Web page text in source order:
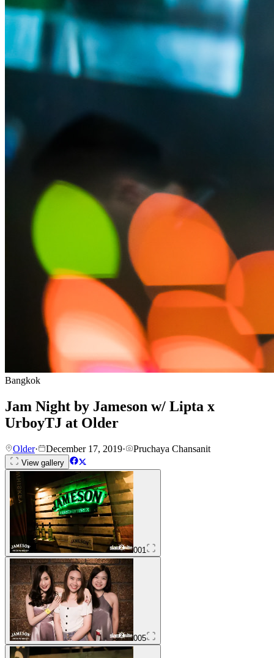
Bangkok
Jam Night by Jameson w/ Lipta x
UrboyTJ at Older
Older· December 17, 2019· Pruchaya Chansanit
View gallery
001
005